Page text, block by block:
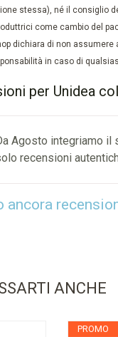
stessa), né il consiglio
come cambio del
dichiara di non
in caso di
per Unidea
Agosto integriamo
recensioni
ancora
ANCHE
PROMO